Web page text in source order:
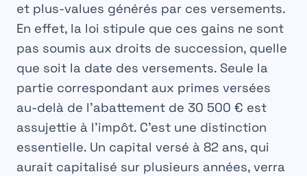
et plus-values générés par ces versements.
En effet, la loi stipule que ces gains ne sont
pas soumis aux droits de succession, quelle
que soit la date des versements. Seule la
partie correspondant aux primes versées
au-delà de l’abattement de 30 500 € est
assujettie à l’impôt. C’est une distinction
essentielle. Un capital versé à 82 ans, qui
aurait capitalisé sur plusieurs années, verra